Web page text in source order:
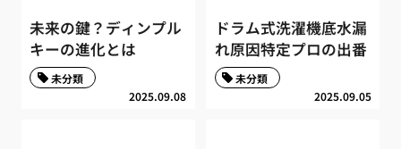
未来の鍵？ディンプル
キーの進化とは
2025.09.08
未分類
ドラム式洗濯機底水漏
れ原因特定プロの出番
2025.09.05
未分類